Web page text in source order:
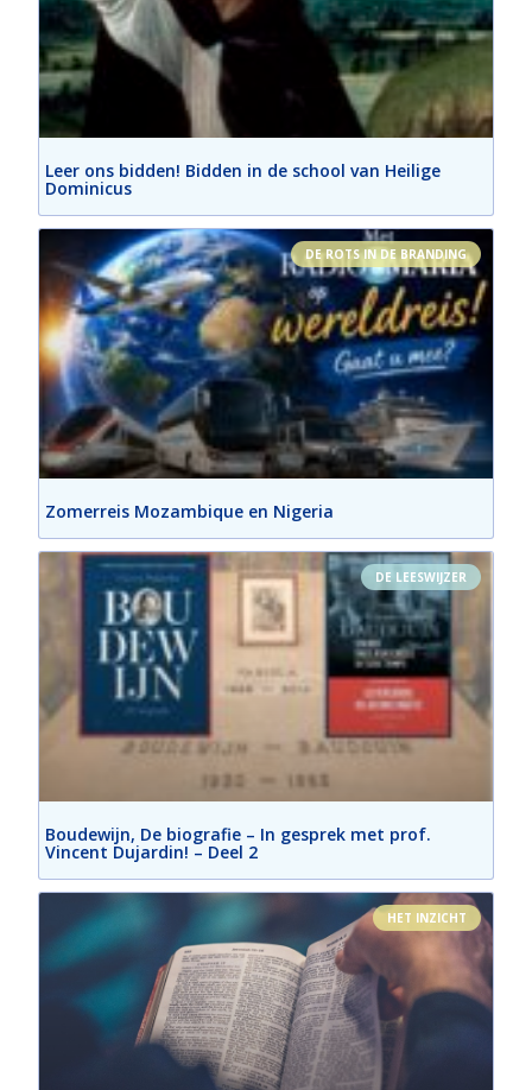
Leer ons bidden! Bidden in de school van Heilige
Dominicus
DE ROTS IN DE BRANDING
Zomerreis Mozambique en Nigeria
DE LEESWIJZER
Boudewijn, De biografie – In gesprek met prof.
Vincent Dujardin! – Deel 2
HET INZICHT